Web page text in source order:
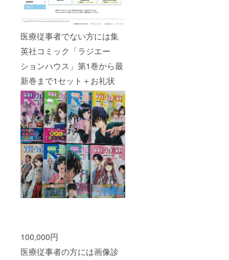
医療従事者でない方には集
英社コミック「ラジエー
ションハウス」第1巻から最
新巻まで1セット＋お礼状
100,000円
医療従事者の方には画像診